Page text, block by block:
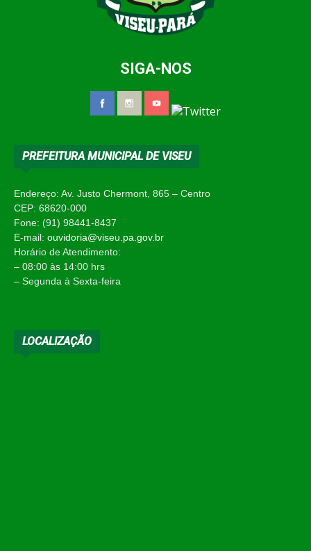
SIGA-NOS
PREFEITURA MUNICIPAL DE VISEU
Endereço: Av. Justo Chermont, 865 – Centro
CEP: 68620-000
Fone: (91) 98441-8437
E-mail: ouvidoria@viseu.pa.gov.br
Horário de Atendimento:
– 08:00 às 14:00 hrs
– Segunda à Sexta-feira
LOCALIZAÇÃO